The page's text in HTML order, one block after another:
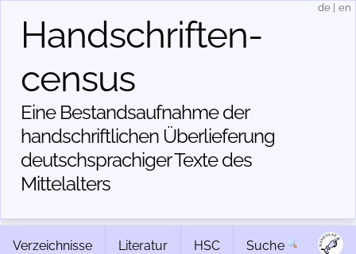
Handschriften­
census
Eine Bestandsaufnahme der
handschriftlichen Über­lieferung
deutschsprachiger Texte des
Mittelalters
de en
Verzeichnisse Literatur HSC Suche